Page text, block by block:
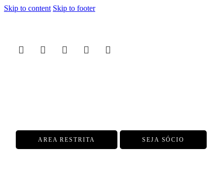
Skip to content Skip to footer
AREA RESTRITA SEJA SÓCIO